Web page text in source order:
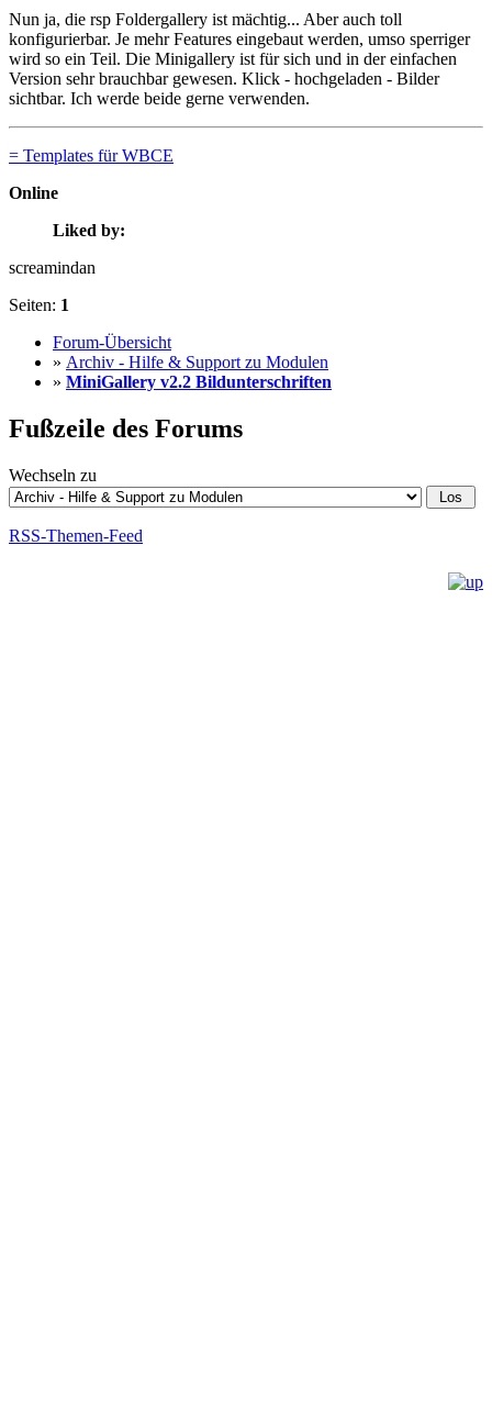
Nun ja, die rsp Foldergallery ist mächtig... Aber auch toll
konfigurierbar. Je mehr Features eingebaut werden, umso sperriger
wird so ein Teil. Die Minigallery ist für sich und in der einfachen
Version sehr brauchbar gewesen. Klick - hochgeladen - Bilder
sichtbar. Ich werde beide gerne verwenden.
= Templates für WBCE
Online
Liked by:
screamindan
Seiten: 1
Forum-Übersicht
» Archiv - Hilfe & Support zu Modulen
» MiniGallery v2.2 Bildunterschriften
Fußzeile des Forums
Wechseln zu
RSS-Themen-Feed